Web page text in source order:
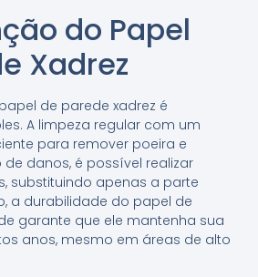
do Papel
Xadrez
de parede xadrez é
A limpeza regular com um
para remover poeira e
danos, é possível realizar
substituindo apenas a parte
a durabilidade do papel de
garante que ele mantenha sua
anos, mesmo em áreas de alto